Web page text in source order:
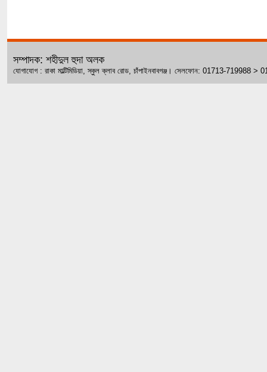
সম্পাদক: শহীদুল হুদা অলক
যোগাযোগ : রাকা মাল্টিমিডিয়া, স্কুল ক্লাব রোড, চাঁপাইনবাবগঞ্জ। সেলফোন: 01713-